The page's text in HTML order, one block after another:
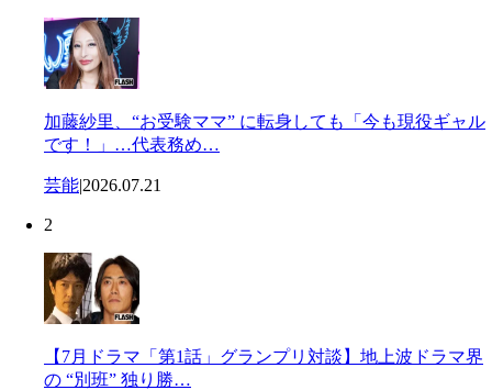
加藤紗里、“お受験ママ” に転身しても「今も現役ギャル
です！」…代表務め…
芸能|2026.07.21
2
【7月ドラマ「第1話」グランプリ対談】地上波ドラマ界
の “別班” 独り勝…